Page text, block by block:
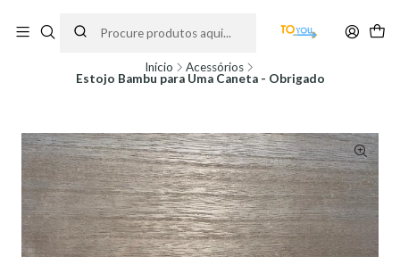
partir do dia 11 de Agosto, às 10H.
Início
Acessórios
Estojo Bambu para Uma Caneta - Obrigado